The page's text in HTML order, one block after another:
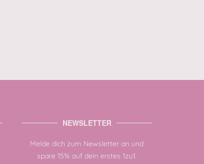
NEWSLETTER
Melde dich zum Newsletter an und
spare 15% auf dein erstes 1zu1.